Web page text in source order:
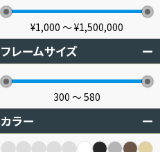
¥1,000 〜¥1,500,000
フレームサイズ ー
300 〜580
カラー ー